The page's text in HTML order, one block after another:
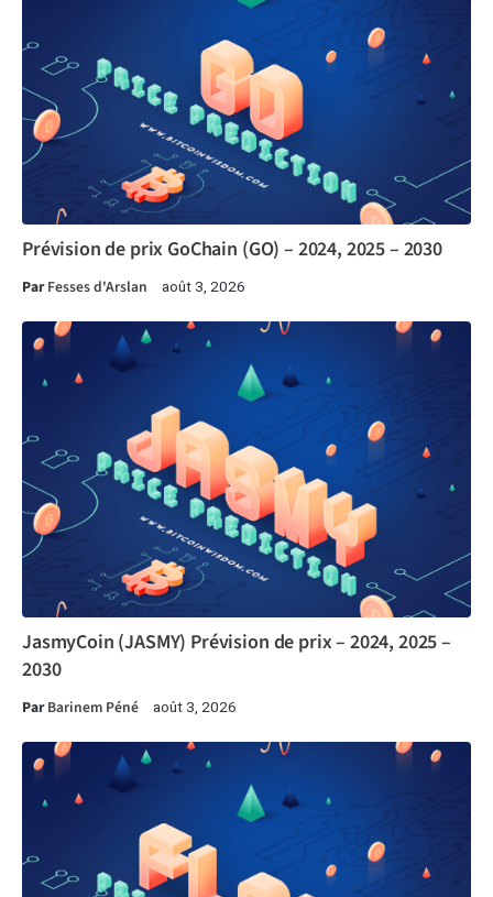
Prévision de prix GoChain (GO) – 2024, 2025 – 2030
ParFesses d'Arslan août 3, 2026
JasmyCoin (JASMY) Prévision de prix – 2024, 2025 –
2030
ParBarinem Péné août 3, 2026